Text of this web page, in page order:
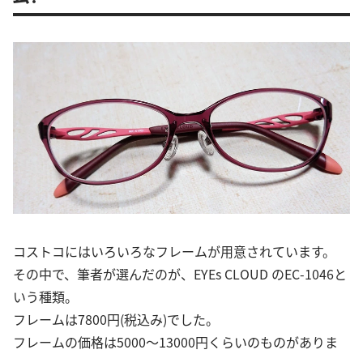
コストコにはいろいろなフレームが用意されています。
その中で、筆者が選んだのが、EYEs CLOUD のEC-1046と
いう種類。
フレームは7800円(税込み)でした。
フレームの価格は5000～13000円くらいのものがありま